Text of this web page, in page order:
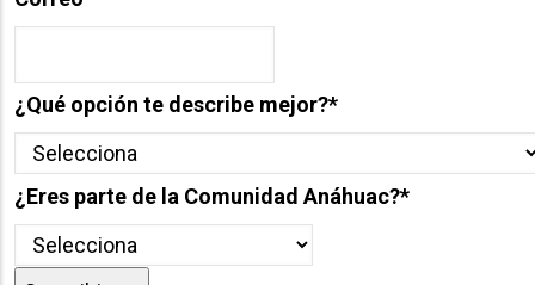
¿Qué opción te describe mejor?*
¿Eres parte de la Comunidad Anáhuac?*